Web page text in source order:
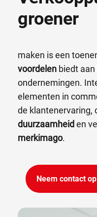
groener
maken is een
voordelenbiedt aan
ondernemingen.
elementen in
de klantenervaring,
duurzaamheiden
merkimago.
Neem contact